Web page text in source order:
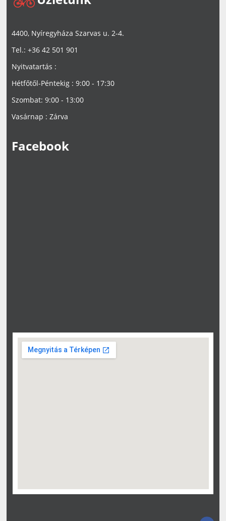
4400, Nyíregyháza Szarvas u. 2-4.
Tel.: +36 42 501 901
Nyitvatartás :
Hétfőtől-Péntekig : 9:00 - 17:30
Szombat: 9:00 - 13:00
Vasárnap : Zárva
Facebook